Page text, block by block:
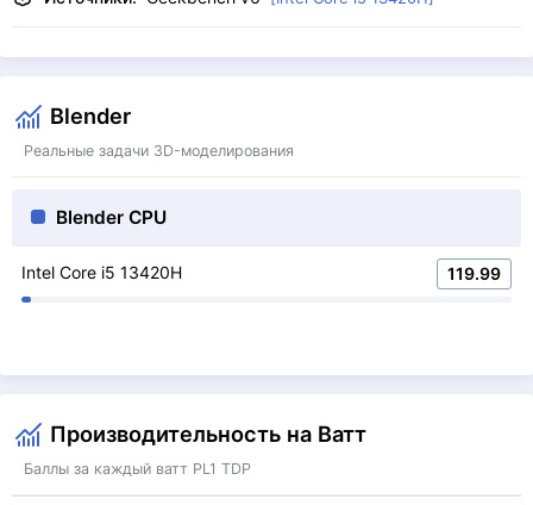
Blender
Реальные задачи 3D-моделирования
Blender CPU
Intel Core i5 13420H 119.99
Производительность на Ватт
Баллы за каждый ватт PL1 TDP